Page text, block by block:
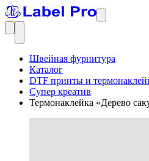
Швейная фурнитура
Каталог
DTF принты и
Супер креатив
Термонаклейка «Дерево